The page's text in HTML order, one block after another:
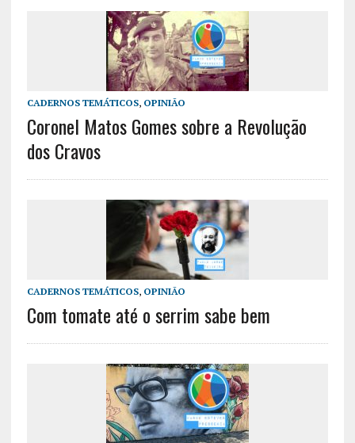
CADERNOS TEMÁTICOS, OPINIÃO
Coronel Matos Gomes sobre a Revolução
dos Cravos
CADERNOS TEMÁTICOS, OPINIÃO
Com tomate até o serrim sabe bem